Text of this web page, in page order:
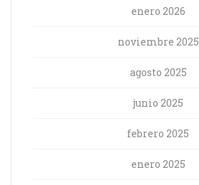
enero 2026
noviembre 2025
agosto 2025
junio 2025
febrero 2025
enero 2025